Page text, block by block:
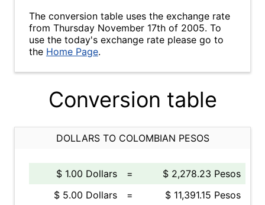
The conversion table uses the exchange rate
from Thursday November 17th of 2005. To
use the today's exchange rate please go to
the Home Page.
Conversion table
DOLLARS TO COLOMBIAN PESOS
$ 1.00 Dollars =
$ 2,278.23 Pesos
$ 5.00 Dollars
=
$ 11,391.15 Pesos